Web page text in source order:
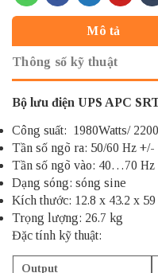
Mô tả
Thông số kỹ thuật
Bộ lưu điện UPS APC
Công suất: 1980Watts/
Tần số ngõ ra: 50/60 Hz
Tần số ngõ vào: 40…70 Hz
Dạng sóng: sóng sine
Kích thước: 12.8 x 43.2 x 59
Trọng lượng: 26.7 kg
Đặc tính kỹ thuật:
Output